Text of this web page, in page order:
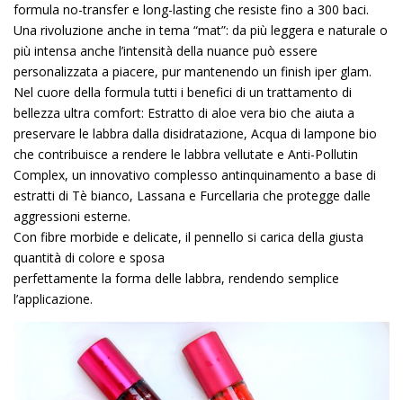
formula no-transfer e long-lasting che resiste fino a 300 baci.
Una rivoluzione anche in tema “mat”: da più leggera e naturale o
più intensa anche l’intensità della nuance può essere
personalizzata a piacere, pur mantenendo un finish iper glam.
Nel cuore della formula tutti i benefici di un trattamento di
bellezza ultra comfort: Estratto di aloe vera bio che aiuta a
preservare le labbra dalla disidratazione, Acqua di lampone bio
che contribuisce a rendere le labbra vellutate e Anti-Pollutin
Complex, un innovativo complesso antinquinamento a base di
estratti di Tè bianco, Lassana e Furcellaria che protegge dalle
aggressioni esterne.
Con fibre morbide e delicate, il pennello si carica della giusta
quantità di colore e sposa
perfettamente la forma delle labbra, rendendo semplice
l’applicazione.